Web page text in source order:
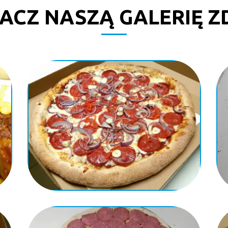
NASZĄ GALERIĘ